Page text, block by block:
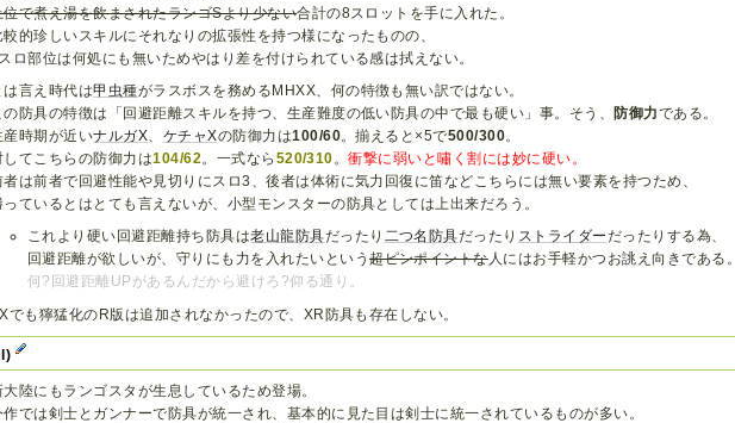
位で煮え湯を飲まされたランゴSより少ない合計の8スロットを手に入れた。
較的珍しいスキルにそれなりの拡張性を持つ様になったものの、
ロ部位は何処にも無いためやはり差を付けられている感は拭えない。
は言え時代は甲虫種がラスボスを務めるMHXX、何の特徴も無い訳ではない。
の防具の特徴は「回避距離スキルを持つ、生産難度の低い防具の中で最も硬い」事。そう、
防御力である。
産時期が近いナルガX、 ケチャXの防御力は100/60。揃えると×5で500/300。
してこちらの防御力は104/62。一式なら 520/310。衝撃に弱いと嘯く割には妙に硬い。
者は前者で回避性能や見切りにスロ3、後者は体術に気力回復に笛などこちらには無い要素を持つため、
っているとはとても言えないが、小型モンスターの防具としては上出来だろう。
これより硬い回避距離持ち防具は老山龍防具だったり 二つ名 防具だったり ストライダーだったりする為、
回避距離が欲しいが、守りにも力を入れたいという超ピンポイントな人にはお手軽かつお誂え向きである。
何?回避距離UPがあるんだから避けろ?仰る通り。
でも獰猛化のR版は追加されなかったので、XR防具も存在しない。
大陸にもランゴスタが生息しているため登場。
作では剣士とガンナーで防具が統一され、基本的に見た目は剣士に統一されているものが多い。